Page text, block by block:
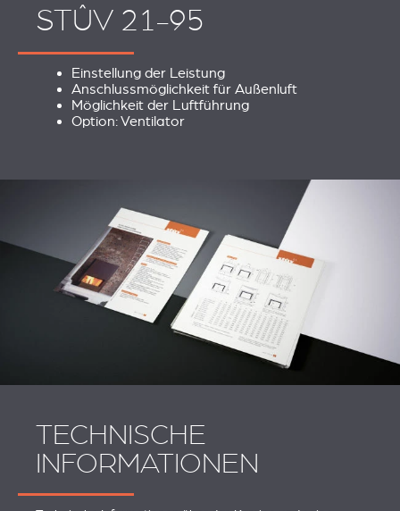
STÛV 21-95
Einstellung der Leistung
Anschlussmöglichkeit für Außenluft
Möglichkeit der Luftführung
Option: Ventilator
TECHNISCHE
INFORMATIONEN